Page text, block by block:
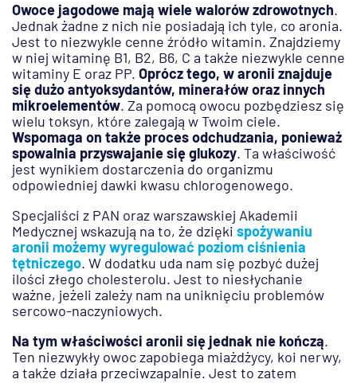
Owoce jagodowe mają wiele walorów zdrowotnych.
Jednak żadne z nich nie posiadają ich tyle, co aronia.
Jest to niezwykle cenne źródło witamin. Znajdziemy
w niej witaminę B1, B2, B6, C a także niezwykle cenne
witaminy E oraz PP. Oprócz tego, w aronii znajduje
się dużo antyoksydantów, minerałów oraz innych
mikroelementów. Za pomocą owocu pozbędziesz się
wielu toksyn, które zalegają w Twoim ciele.
Wspomaga on także proces odchudzania, ponieważ
spowalnia przyswajanie się glukozy. Ta właściwość
jest wynikiem dostarczenia do organizmu
odpowiedniej dawki kwasu chlorogenowego.
Specjaliści z PAN oraz warszawskiej Akademii
Medycznej wskazują na to, że dzięki spożywaniu
aronii możemy wyregulować poziom ciśnienia
tętniczego. W dodatku uda nam się pozbyć dużej
ilości złego cholesterolu. Jest to niesłychanie
ważne, jeżeli zależy nam na uniknięciu problemów
sercowo-naczyniowych.
Na tym właściwości aronii się jednak nie kończą.
Ten niezwykły owoc zapobiega miażdżycy, koi nerwy,
a także działa przeciwzapalnie. Jest to zatem